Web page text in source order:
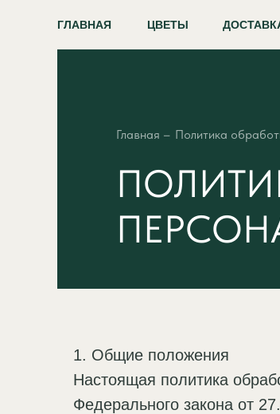
ЦВЕТЫ
ГЛАВНАЯ
Политика
Главная –
1. Общие положения
Настоящая политика
Федерального закона от